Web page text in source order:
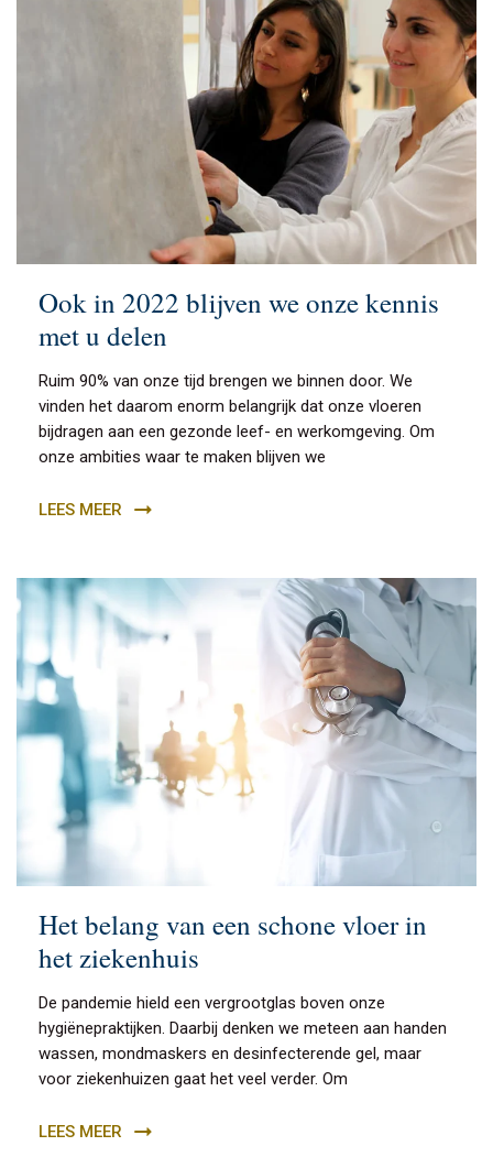
Ook in 2022 blijven we onze kennis
met u delen
Ruim 90% van onze tijd brengen we binnen door. We
vinden het daarom enorm belangrijk dat onze vloeren
bijdragen aan een gezonde leef- en werkomgeving. Om
onze ambities waar te maken blijven we
LEES MEER
Het belang van een schone vloer in
het ziekenhuis
De pandemie hield een vergrootglas boven onze
hygiënepraktijken. Daarbij denken we meteen aan handen
wassen, mondmaskers en desinfecterende gel, maar
voor ziekenhuizen gaat het veel verder. Om
LEES MEER